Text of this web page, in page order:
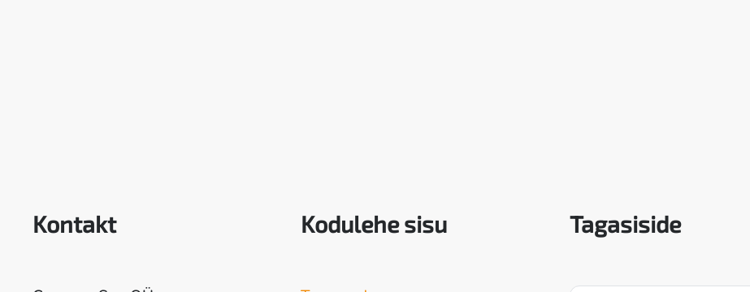
Kontakt Kodulehe sisu Tagasiside